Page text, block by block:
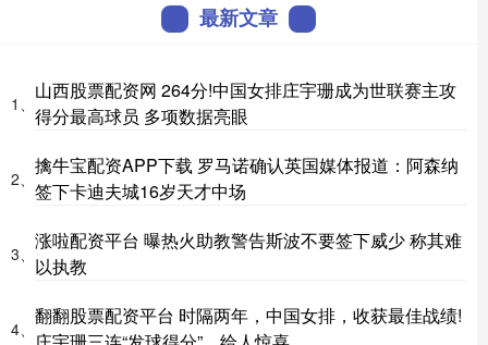
最新文章
1、
山西股票配资网 264分!中国女排庄宇珊成为世联赛主攻
得分最高球员 多项数据亮眼
2、
擒牛宝配资APP下载 罗马诺确认英国媒体报道：阿森纳
签下卡迪夫城16岁天才中场
3、
涨啦配资平台 曝热火助教警告斯波不要签下威少 称其难
以执教
4、
翻翻股票配资平台 时隔两年，中国女排，收获最佳战绩!